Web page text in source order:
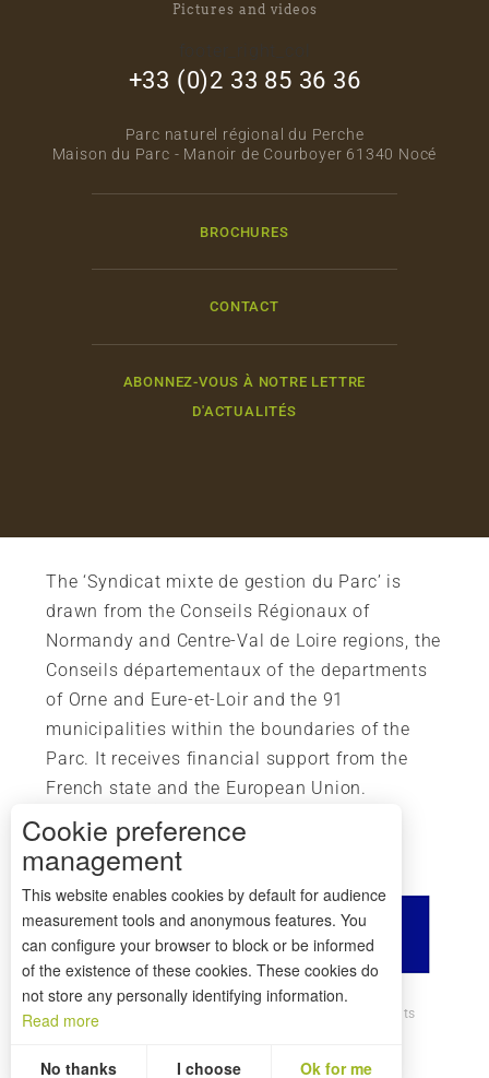
Pictures and videos
+33 (0)2 33 85 36 36
Parc naturel régional du Perche
Maison du Parc - Manoir de Courboyer 61340 Nocé
BROCHURES
CONTACT
ABONNEZ-VOUS À NOTRE LETTRE
D'ACTUALITÉS
The ‘Syndicat mixte de gestion du Parc’ is
drawn from the Conseils Régionaux of
Normandy and Centre-Val de Loire regions, the
Conseils départementaux of the departments
of Orne and Eure-et-Loir and the 91
municipalities within the boundaries of the
Parc. It receives financial support from the
French state and the European Union.
Credits
Cookie preference
management
This website enables cookies by default for audience
measurement tools and anonymous features. You
can configure your browser to block or be informed
of the existence of these cookies. These cookies do
not store any personally identifying information.
Read more
No thanks I choose Ok for me